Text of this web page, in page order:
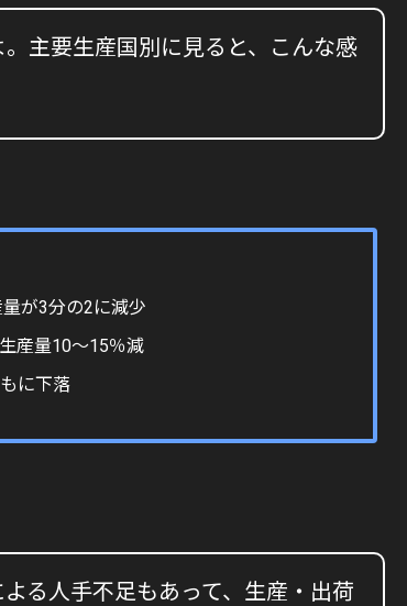
主要生産国別に見ると、こんな感
が3分の2に減少
産量10〜15％減
に下落
る人手不足もあって、生産・出荷